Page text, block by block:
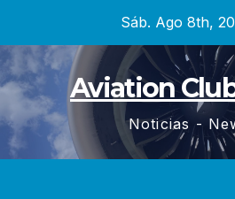
contenido
Sáb. Ago 8th,
Aviation
Noticias -